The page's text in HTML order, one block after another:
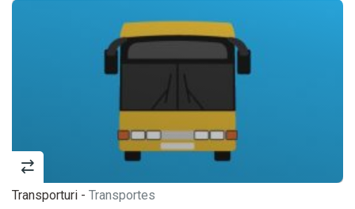
Transporturi - Transportes